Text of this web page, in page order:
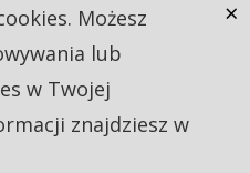
Możesz
lub
w Twojej
znajdziesz w
×